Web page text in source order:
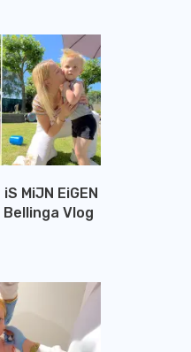
MiJN EiGEN
Bellinga Vlog